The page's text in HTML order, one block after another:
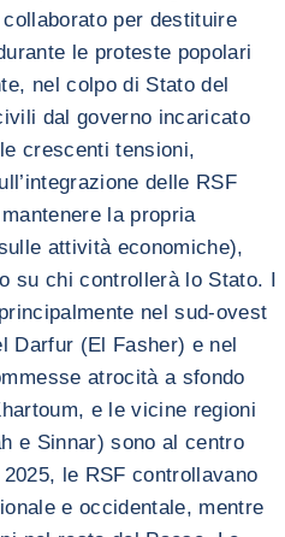
per destituire
le proteste popolari
nel colpo di Stato del
dal governo incaricato
crescenti tensioni,
delle RSF
la propria
attività economiche),
su chi controllerà lo Stato. I
nel sud-ovest
Darfur (El Fasher) e nel
atrocità a sfondo
e le vicine regioni
e Sinnar) sono al centro
le RSF controllavano
e occidentale, mentre